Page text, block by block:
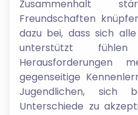
Zusammenhalt
Freundschaften
dazu bei, dass sich
unterstützt
Herausforderungen
gegenseitige
Jugendlichen, sich
Unterschiede zu